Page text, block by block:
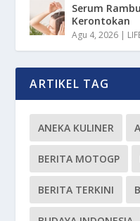
Serum
Kerontokan
Agu 4, 2026 |
ARTIKEL TAG
ANEKA KULINER
BERITA MOTOGP
BERITA TERKINI